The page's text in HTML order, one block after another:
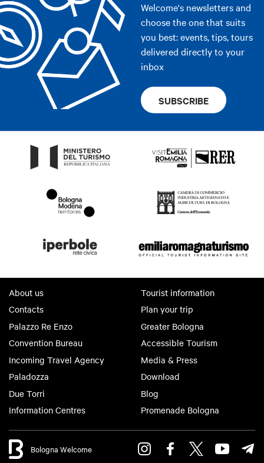
Welcome's newsletters and
choose the one that suits
you best: events, tips, tours
delivered directly to your
inbox
SUBSCRIBE
About us
Contacts
Palazzo Re Enzo
Convention Bureau
Incoming Travel Agency
Paladozza
Due Torri
Information Centres
Tourist information
Plan your trip
Greater Bologna
Accessible Tourism
Media & Press
Download
Blog
Promenade Bologna
Bologna Welcome